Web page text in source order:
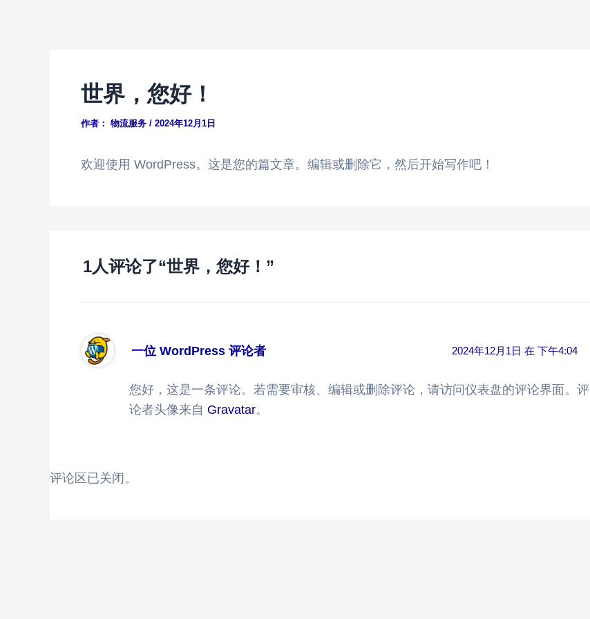
世界，您好！
作者： 物流服务 / 2024年12月1日
欢迎使用 WordPress。这是您的篇文章。编辑或删除它，然后开始写作吧！
1人评论了“世界，您好！”
一位 WordPress 评论者 2024年12月1日 在 下午4:04
您好，这是一条评论。若需要审核、编辑或删除评论，请访问仪表盘的评论界面。评
论者头像来自 Gravatar。
评论区已关闭。